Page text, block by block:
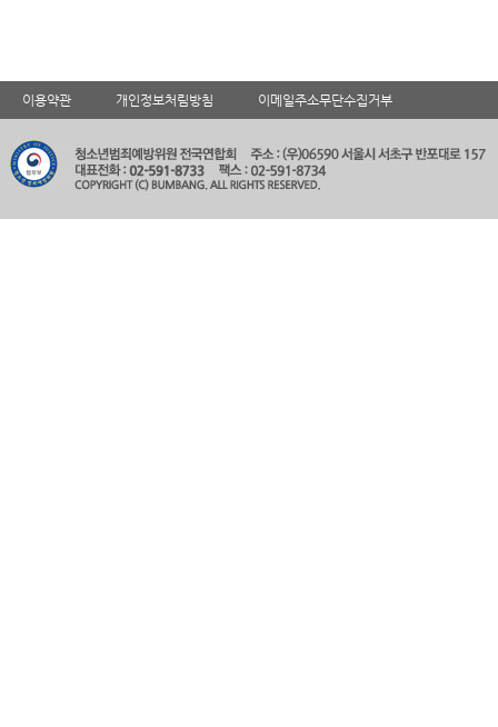
이용약관 개인정보처림방침 이메일주소무단수집거부